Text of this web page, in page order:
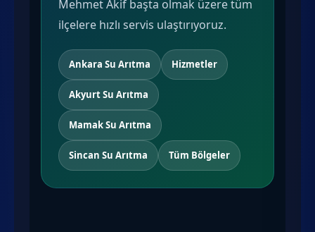
Mehmet Akif başta olmak üzere tüm
ilçelere hızlı servis ulaştırıyoruz.
Ankara Su Arıtma Hizmetler
Akyurt Su Arıtma
Mamak Su Arıtma
Sincan Su Arıtma Tüm Bölgeler